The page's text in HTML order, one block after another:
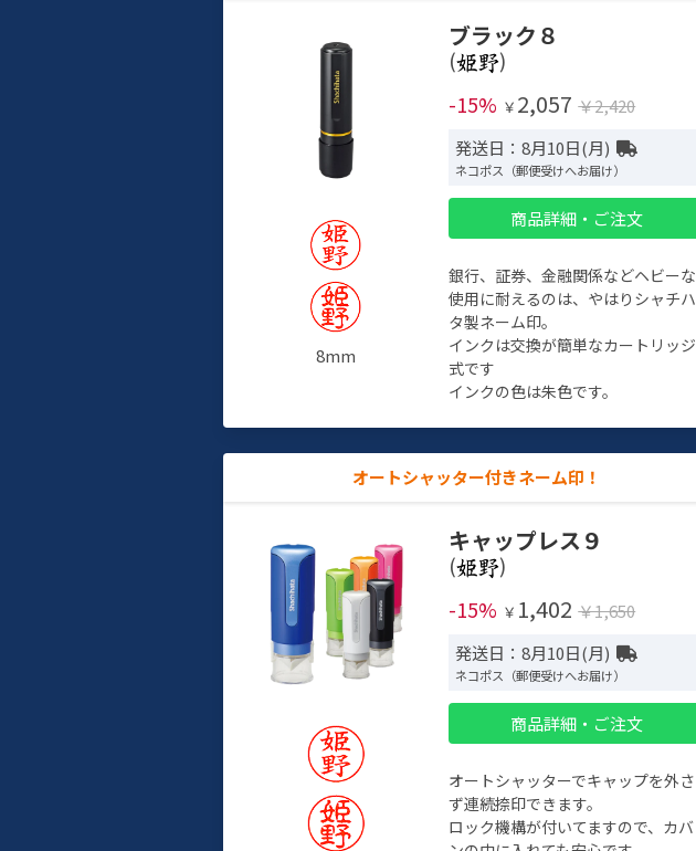
8mm
ブラック８
(
)
-15% ￥ 2,057 ￥2,420
発送日：8月10日(月)
ネコポス（郵便受けへお届け）
商品詳細・ご注文
銀行、証券、金融関係などヘビーな
使用に耐えるのは、やはりシャチハ
タ製ネーム印。
インクは交換が簡単なカートリッジ
式です
インクの色は朱色です。
オートシャッター付きネーム印！
キャップレス９
(
)
-15% ￥ 1,402 ￥1,650
発送日：8月10日(月)
ネコポス（郵便受けへお届け）
商品詳細・ご注文
オートシャッターでキャップを外さ
ず連続捺印できます。
ロック機構が付いてますので、カバ